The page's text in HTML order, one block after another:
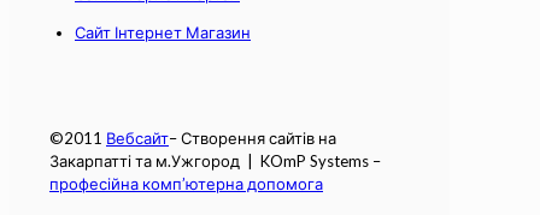
Сайт Інтернет Магазин
©2011 Вебсайт– Створення сайтів на
Закарпатті та м.Ужгород | KOmP Systems –
професійна комп’ютерна допомога